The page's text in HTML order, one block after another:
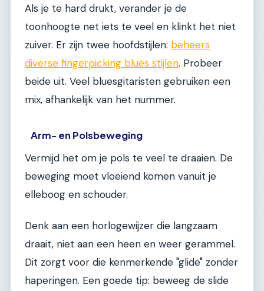
Als je te hard drukt, verander je de
toonhoogte net iets te veel en klinkt het niet
zuiver. Er zijn twee hoofdstijlen: beheers
diverse fingerpicking blues stijlen. Probeer
beide uit. Veel bluesgitaristen gebruiken een
mix, afhankelijk van het nummer.
Arm- en Polsbeweging
Vermijd het om je pols te veel te draaien. De
beweging moet vloeiend komen vanuit je
elleboog en schouder.
Denk aan een horlogewijzer die langzaam
draait, niet aan een heen en weer gerammel.
Dit zorgt voor die kenmerkende "glide" zonder
haperingen. Een goede tip: beweeg de slide